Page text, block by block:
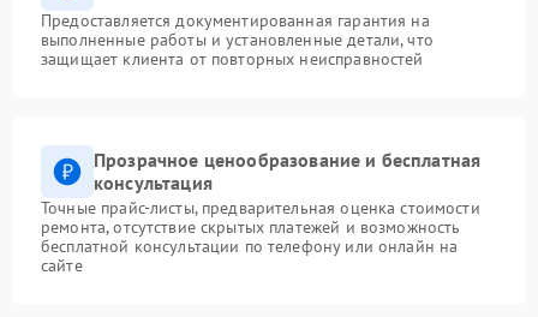
Предоставляется документированная гарантия на
выполненные работы и установленные детали, что
защищает клиента от повторных неисправностей
Прозрачное ценообразование и бесплатная
консультация
Точные прайс-листы, предварительная оценка стоимости
ремонта, отсутствие скрытых платежей и возможность
бесплатной консультации по телефону или онлайн на
сайте